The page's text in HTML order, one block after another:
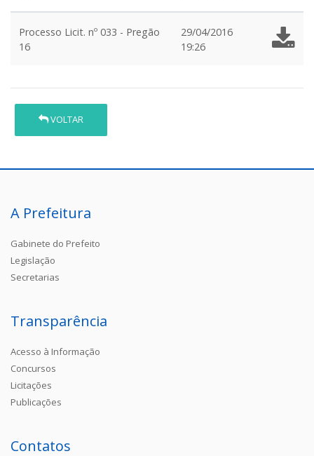
Processo Licit. nº 033 - Pregão
16
29/04/2016
19:26
VOLTAR
A Prefeitura
Gabinete do Prefeito
Legislação
Secretarias
Transparência
Acesso à Informação
Concursos
Licitações
Publicações
Contatos